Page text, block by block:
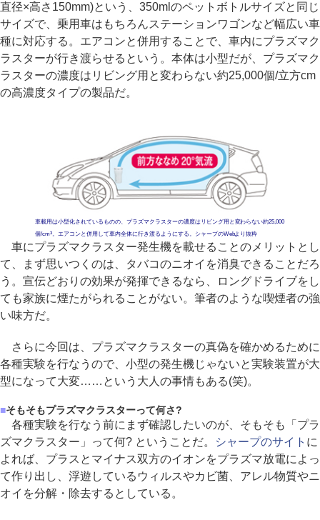
直径×高さ150mm)という、350mlのペットボトルサイズと同じ
サイズで、乗用車はもちろんステーションワゴンなど幅広い車
種に対応する。エアコンと併用することで、車内にプラズマク
ラスターが行き渡らせるという。本体は小型だが、プラズマク
ラスターの濃度はリビング用と変わらない約25,000個/立方cm
の高濃度タイプの製品だ。
車載用は小型化されているものの、プラズマクラスターの濃度はリビング用と変わらない約25,000
個/cm3。エアコンと併用して車内全体に行き渡るようにする。シャープのWebより抜粋
車にプラズマクラスター発生機を載せることのメリットとし
て、まず思いつくのは、タバコのニオイを消臭できることだろ
う。宣伝どおりの効果が発揮できるなら、ロングドライブをし
ても家族に煙たがられることがない。筆者のような喫煙者の強
い味方だ。
さらに今回は、プラズマクラスターの真偽を確かめるために
各種実験を行なうので、小型の発生機じゃないと実験装置が大
型になって大変……という大人の事情もある(笑)。
■そもそもプラズマクラスターって何さ?
各種実験を行なう前にまず確認したいのが、そもそも「プラ
ズマクラスター」って何? ということだ。
シャープのサイト に
よれば、プラスとマイナス双方のイオンをプラズマ放電によっ
て作り出し、浮遊しているウィルスやカビ菌、アレル物質やニ
オイを分解・除去するとしている。